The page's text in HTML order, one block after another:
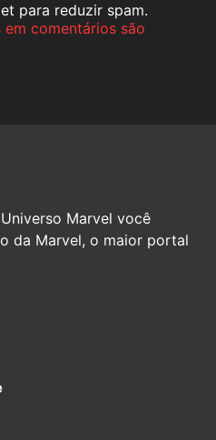
para reduzir spam.
comentários são
Marvel você
da Marvel, o maior portal